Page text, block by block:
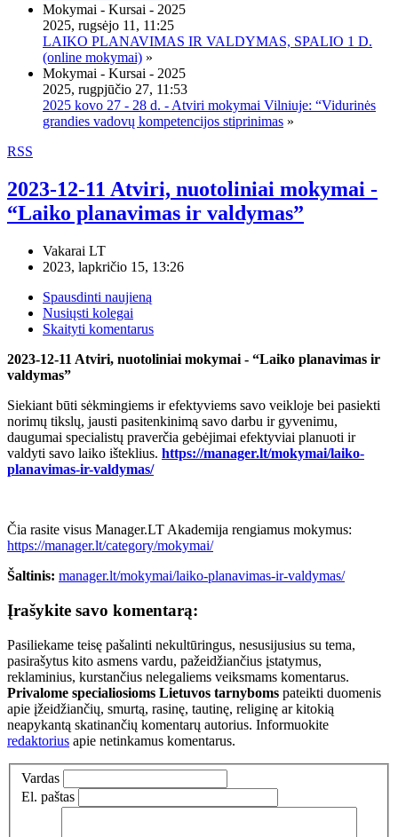
Mokymai - Kursai - 2025
2025, rugsėjo 11, 11:25
LAIKO PLANAVIMAS IR VALDYMAS, SPALIO 1 D.
(online mokymai) »
Mokymai - Kursai - 2025
2025, rugpjūčio 27, 11:53
2025 kovo 27 - 28 d. - Atviri mokymai Vilniuje: “Vidurinės
grandies vadovų kompetencijos stiprinimas »
RSS
2023-12-11 Atviri, nuotoliniai mokymai -
“Laiko planavimas ir valdymas”
Vakarai LT
2023, lapkričio 15, 13:26
Spausdinti naujieną
Nusiųsti kolegai
Skaityti komentarus
2023-12-11 Atviri, nuotoliniai mokymai - “Laiko planavimas ir
valdymas”
Siekiant būti sėkmingiems ir efektyviems savo veikloje bei pasiekti
norimų tikslų, jausti pasitenkinimą savo darbu ir gyvenimu,
daugumai specialistų praverčia gebėjimai efektyviai planuoti ir
valdyti savo laiko išteklius. https://manager.lt/mokymai/laiko-
planavimas-ir-valdymas/
Čia rasite visus Manager.LT Akademija rengiamus mokymus:
https://manager.lt/category/mokymai/
Šaltinis: manager.lt/mokymai/laiko-planavimas-ir-valdymas/
Įrašykite savo komentarą:
Pasiliekame teisę pašalinti nekultūringus, nesusijusius su tema,
pasirašytus kito asmens vardu, pažeidžiančius įstatymus,
reklaminius, kurstančius nelegaliems veiksmams komentarus.
Privalome specialiosioms Lietuvos tarnyboms pateikti duomenis
apie įžeidžiančių, smurtą, rasinę, tautinę, religinę ar kitokią
neapykantą skatinančių komentarų autorius. Informuokite
redaktorius apie netinkamus komentarus.
Vardas
El. paštas